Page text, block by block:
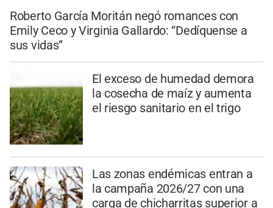
Roberto García Moritán negó romances con
Emily Ceco y Virginia Gallardo: “Dedíquense a
sus vidas”
El exceso de humedad demora
la cosecha de maíz y aumenta
el riesgo sanitario en el trigo
Las zonas endémicas entran a
la campaña 2026/27 con una
carga de chicharritas superior a